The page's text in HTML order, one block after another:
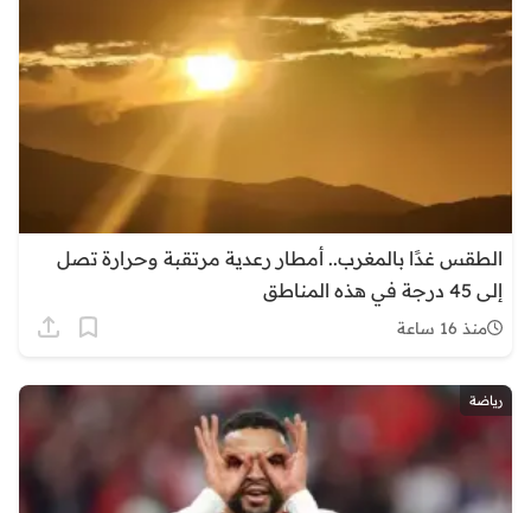
الطقس غدًا بالمغرب.. أمطار رعدية مرتقبة وحرارة تصل
إلى 45 درجة في هذه المناطق
منذ 16 ساعة
رياضة